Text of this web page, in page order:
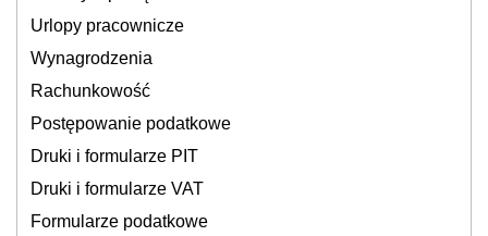
Urlopy pracownicze
Wynagrodzenia
Rachunkowość
Postępowanie podatkowe
Druki i formularze PIT
Druki i formularze VAT
Formularze podatkowe